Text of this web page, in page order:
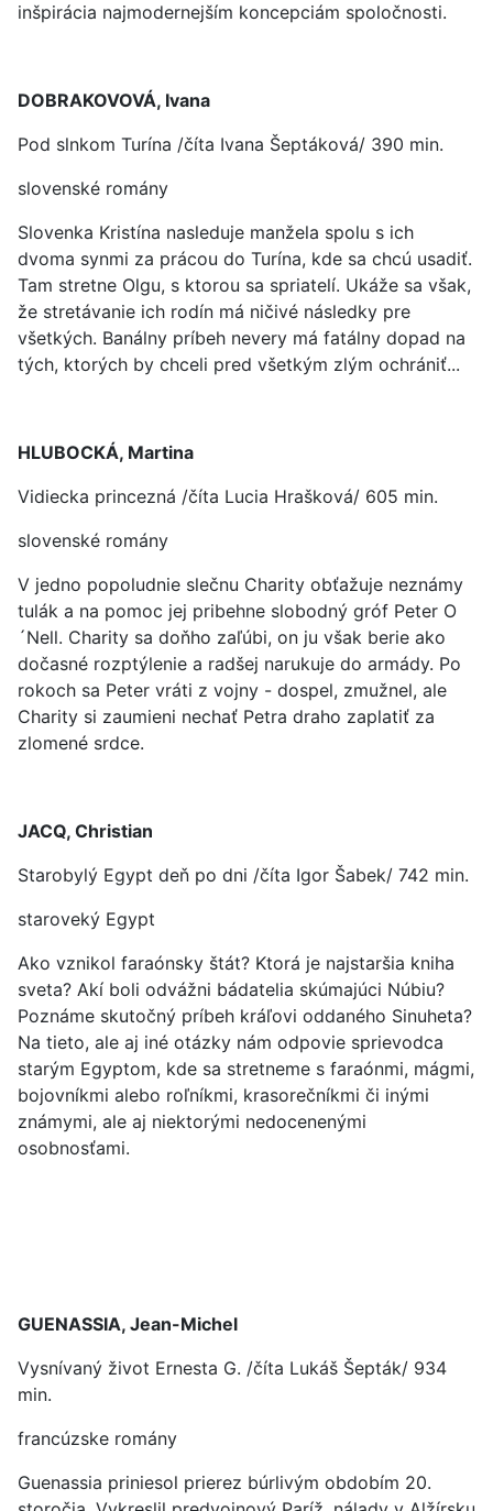
inšpirácia najmodernejším koncepciám spoločnosti.
DOBRAKOVOVÁ, Ivana
Pod slnkom Turína /číta Ivana Šeptáková/ 390 min.
slovenské romány
Slovenka Kristína nasleduje manžela spolu s ich
dvoma synmi za prácou do Turína, kde sa chcú usadiť.
Tam stretne Olgu, s ktorou sa spriatelí. Ukáže sa však,
že stretávanie ich rodín má ničivé následky pre
všetkých. Banálny príbeh nevery má fatálny dopad na
tých, ktorých by chceli pred všetkým zlým ochrániť...
HLUBOCKÁ, Martina
Vidiecka princezná /číta Lucia Hrašková/ 605 min.
slovenské romány
V jedno popoludnie slečnu Charity obťažuje neznámy
tulák a na pomoc jej pribehne slobodný gróf Peter O
´Nell. Charity sa doňho zaľúbi, on ju však berie ako
dočasné rozptýlenie a radšej narukuje do armády. Po
rokoch sa Peter vráti z vojny - dospel, zmužnel, ale
Charity si zaumieni nechať Petra draho zaplatiť za
zlomené srdce.
JACQ, Christian
Starobylý Egypt deň po dni /číta Igor Šabek/ 742 min.
staroveký Egypt
Ako vznikol faraónsky štát? Ktorá je najstaršia kniha
sveta? Akí boli odvážni bádatelia skúmajúci Núbiu?
Poznáme skutočný príbeh kráľovi oddaného Sinuheta?
Na tieto, ale aj iné otázky nám odpovie sprievodca
starým Egyptom, kde sa stretneme s faraónmi, mágmi,
bojovníkmi alebo roľníkmi, krasorečníkmi či inými
známymi, ale aj niektorými nedocenenými
osobnosťami.
GUENASSIA, Jean-Michel
Vysnívaný život Ernesta G. /číta Lukáš Šepták/ 934
min.
francúzske romány
Guenassia priniesol prierez búrlivým obdobím 20.